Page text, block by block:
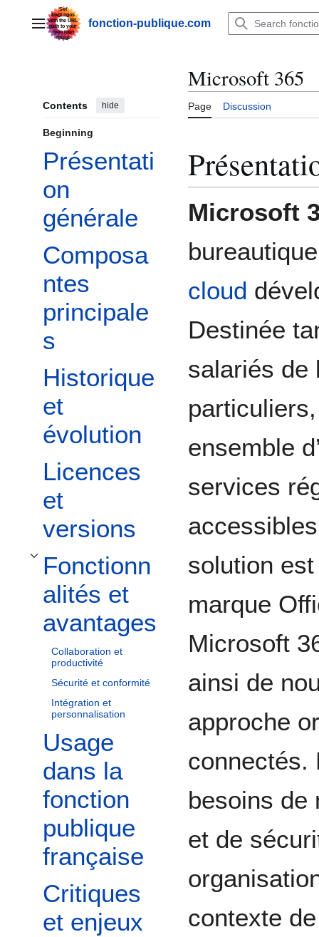
contentMain menufonction-publique.com
Contents hide
Beginning
Présentati
on
générale
Composa
ntes
principale
s
Historique
et
évolution
Licences
et
versions
Fonctionn
alités et
avantages
Toggle Fonctionnalités et avantages subsection
Collaboration et
productivité
Sécurité et conformité
Intégration et
personnalisation
Usage
dans la
fonction
publique
française
Critiques
et enjeux
Microsoft 365
Page Discussion
Microsoft
cloud
Destinée
salariés
ensemble
services
solution
marque
Microsoft
ainsi de
approche
connectés.
besoins de
et de
contexte